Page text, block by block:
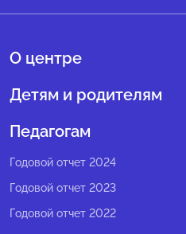
О центре
О нас
Структура регионального центра
Педагогический состав
Попечительский совет
Экспертный совет
Детям и родителям
Учебные интенсивные сборы
Педагогам
Программы Веги
Программы Сириус
Методические рекомендации
Годовой отчет 2024
Годовой отчет 2023
Годовой отчет 2022